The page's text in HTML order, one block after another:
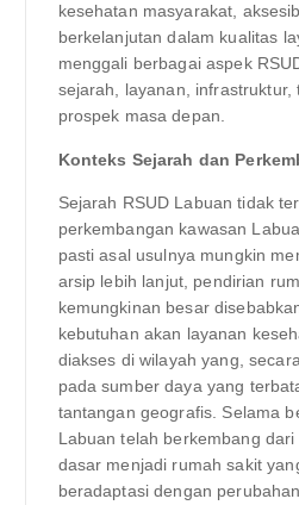
kesehatan masyarakat,
berkelanjutan dalam kualitas
menggali berbagai aspek
sejarah, layanan, infrastruktur,
prospek masa depan.
Konteks Sejarah dan
Sejarah RSUD Labuan tidak
perkembangan kawasan
pasti asal usulnya mungkin
arsip lebih lanjut, pendirian
kemungkinan besar
kebutuhan akan layanan
diakses di wilayah yang,
pada sumber daya yang
tantangan geografis. Selama
Labuan telah berkembang
dasar menjadi rumah sakit
beradaptasi dengan